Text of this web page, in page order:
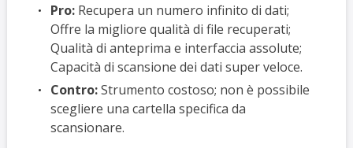
Pro:Recupera un numero infinito di dati;
Offre la migliore qualità di file recuperati;
Qualità di anteprima e interfaccia assolute;
Capacità di scansione dei dati super veloce.
Contro:Strumento costoso; non è possibile
scegliere una cartella specifica da
scansionare.